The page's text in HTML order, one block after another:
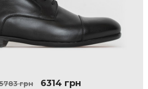
грн 6314 грн